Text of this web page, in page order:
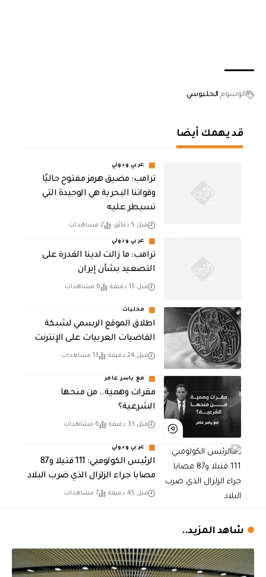
الوسوم الحلبوسي
قد يهمك أيضا
عربي ودولي
ترامب: مضيق هرمز مفتوح حاليًا
وقواتنا البحرية هي الوحيدة التي
تسيطر عليه
قبل 5 دقائق 2 مشاهدات
عربي ودولي
ترامب: ما زالت لدينا القدرة على
التصعيد بشأن إيران
قبل 15 دقيقة 6 مشاهدات
محليات
اطلاق الموقع الرسمي لشبكة
القاضيات العربيات على الإنترنت
قبل 24 دقيقة 13 مشاهدات
مع ياسر عامر
مقرات وهمية.. من منحها
الشرعية؟
قبل 33 دقيقة 6 مشاهدات
عربي ودولي
الرئيس الكولومبي: 111 قتيلا و87
مصابا جراء الزلزال الذي ضرب البلاد
قبل 45 دقيقة 7 مشاهدات
شاهد المزيد..